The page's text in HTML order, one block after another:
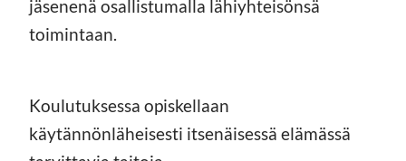
jäsenenä osallistumalla lähiyhteisönsä
toimintaan.
Koulutuksessa opiskellaan
käytännönläheisesti itsenäisessä elämässä